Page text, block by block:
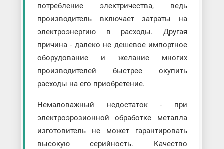
потребление электричества, ведь
производитель включает затраты на
электроэнергию в расходы. Другая
причина - далеко не дешевое импортное
оборудование и желание многих
производителей быстрее окупить
расходы на его приобретение.
Немаловажный недостаток - при
электроэрозионной обработке металла
изготовитель не может гарантировать
высокую серийность. Качество